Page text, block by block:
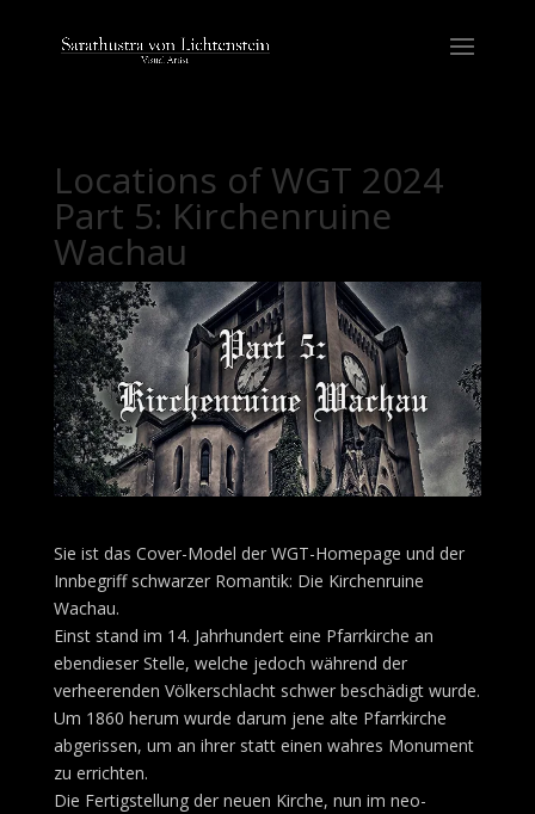
Locations of WGT 2024
Part 5: Kirchenruine
Wachau
Sie ist das Cover-Model der WGT-Homepage und der
Innbegriff schwarzer Romantik: Die Kirchenruine
Wachau.
Einst stand im 14. Jahrhundert eine Pfarrkirche an
ebendieser Stelle, welche jedoch während der
verheerenden Völkerschlacht schwer beschädigt wurde.
Um 1860 herum wurde darum jene alte Pfarrkirche
abgerissen, um an ihrer statt einen wahres Monument
zu errichten.
Die Fertigstellung der neuen Kirche, nun im neo-